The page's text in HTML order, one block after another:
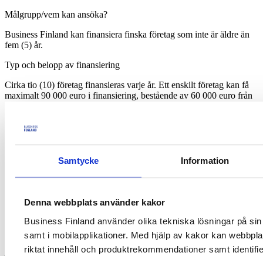
Samtycke Information
Denna webbplats använder kakor
Business Finland använder olika tekniska lösningar på
samt i mobilapplikationer. Med hjälp av kakor kan
riktat innehåll och produktrekommendationer samt
Målgrupp/vem kan ansöka?
Business Finland kan finansiera finska företag som inte är äldre än
fem (5) år.
Typ och belopp av finansiering
Cirka tio (10) företag finansieras varje år. Ett enskilt företag kan få
maximalt 90 000 euro i finansiering, bestående av 60 000 euro från
Beskrivning av utlysningen
Europeiska rymdorganisationens (ESA) Business Incubation Centre
Finland ger finansiellt och tekniskt stöd till ambitiösa, innovativa
entreprenörer och nystartade företag som vill starta rymdverksamhet
i Finland och skala upp den till den internationella marknaden.
ESA BIC Finland är en del av det omfattande europeiska ESA BIC-
nätverket. Dess mål är att ge finansiellt och tekniskt stöd till
innovativa entreprenörer och ambitiösa unga nystartade företag inom
rymdsektorn. Företagen ansöker samtidigt om Business Finlands
finansiering för "Acceleratorer och förberedelse av internationella
projekt" och om antagning till ESA BIC Finlands accelerator.